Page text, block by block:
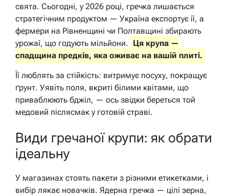
свята. Сьогодні, у 2026 році, гречка лишається
стратегічним продуктом — Україна експортує її, а
фермери на Рівненщині чи Полтавщині збирають
урожаї, що годують мільйони. Ця крупа —
спадщина предків, яка оживає на вашій плиті.
Її люблять за стійкість: витримує посуху, покращує
ґрунт. Уявіть поля, вкриті білими квітами, що
приваблюють бджіл, — ось звідки береться той
медовий післясмак у готовій страві.
Види гречаної крупи: як обрати
ідеальну
У магазинах стоять пакети з різними етикетками, і
вибір лякає новачків. Ядерна гречка — цілі зерна,